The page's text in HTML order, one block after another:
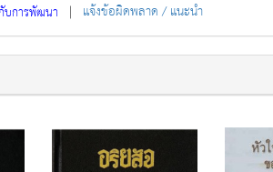
บการพัฒนา | แจ้งข้อผิดพลาด / แนะนำ